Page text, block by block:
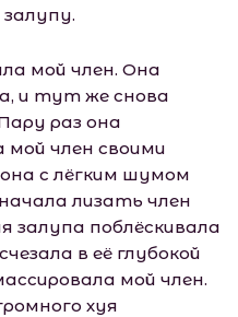
мой член. Она
и тут же снова
раз она
член своими
с лёгким шумом
лизать член
залупа поблёскивала
в её глубокой
мой член.
хуя